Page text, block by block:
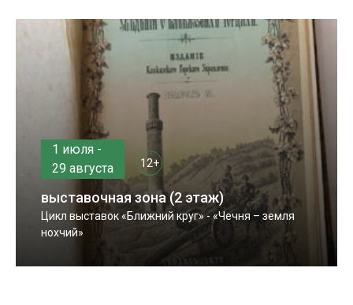
1 июля -
29 августа
12+
выставочная зона (2 этаж)
Цикл выставок «Ближний круг» - «Чечня – земля
нохчий»